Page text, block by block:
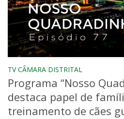
TV CÂMARA DISTRITAL
Programa “Nosso
destaca papel de
treinamento de cães